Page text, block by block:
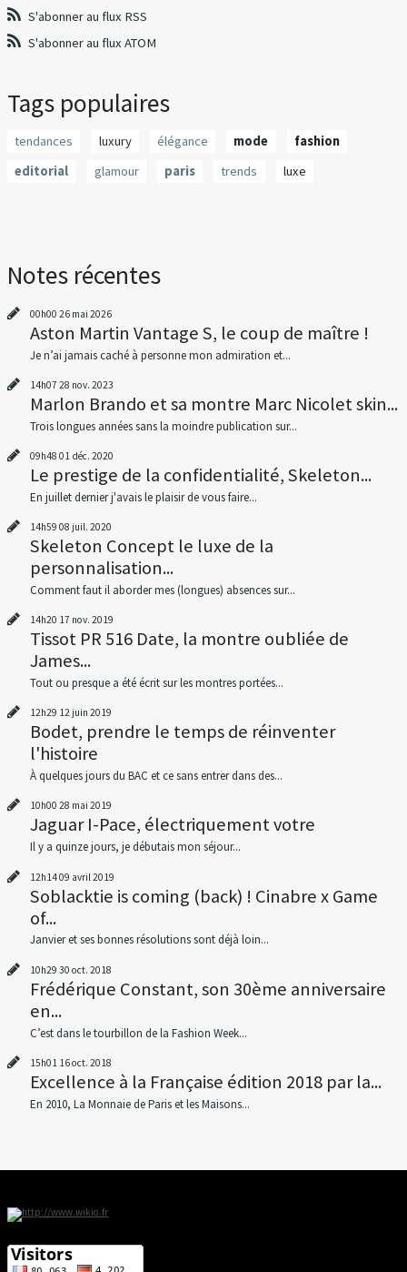
S'abonner au flux RSS
S'abonner au flux ATOM
Tags populaires
tendances luxury élégance mode
fashion
editorial
glamour paris trends luxe
Notes récentes
00h00 26 mai 2026
Aston Martin Vantage S, le coup de maître !
Je n’ai jamais caché à personne mon admiration et...
14h07 28 nov. 2023
Marlon Brando et sa montre Marc Nicolet skin...
Trois longues années sans la moindre publication sur...
09h48 01 déc. 2020
Le prestige de la confidentialité, Skeleton...
En juillet dernier j'avais le plaisir de vous faire...
14h59 08 juil. 2020
Skeleton Concept le luxe de la
personnalisation...
Comment faut il aborder mes (longues) absences sur...
14h20 17 nov. 2019
Tissot PR 516 Date, la montre oubliée de
James...
Tout ou presque a été écrit sur les montres portées...
12h29 12 juin 2019
Bodet, prendre le temps de réinventer
l'histoire
À quelques jours du BAC et ce sans entrer dans des...
10h00 28 mai 2019
Jaguar I-Pace, électriquement votre
Il y a quinze jours, je débutais mon séjour...
12h1409 avril 2019
Soblacktie is coming (back) ! Cinabre x Game
of...
Janvier et ses bonnes résolutions sont déjà loin...
10h29 30 oct. 2018
Frédérique Constant, son 30ème anniversaire
en...
C’est dans le tourbillon de la Fashion Week...
15h01 16oct. 2018
Excellence à la Française édition 2018 par la...
En 2010, La Monnaie de Paris et les Maisons...